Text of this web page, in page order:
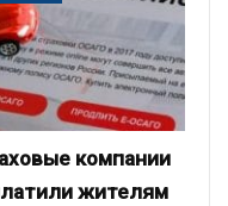
компании
жителям